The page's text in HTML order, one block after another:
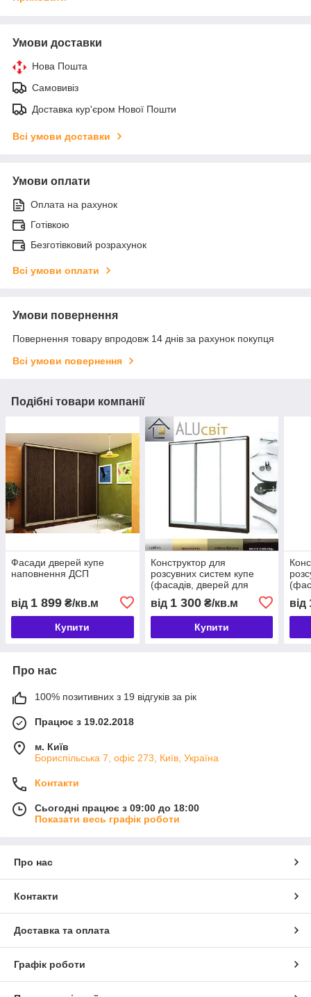
Умови доставки
Нова Пошта
Самовивіз
Доставка кур'єром Нової Пошти
Всі умови доставки
Умови оплати
Оплата на рахунок
Готівкою
Безготівковий розрахунок
Всі умови оплати
Умови повернення
Повернення товару впродовж 14 днів за рахунок покупця
Всі умови повернення
Подібні товари компанії
Фасади дверей купе
наповнення ДСП
від 1 899 ₴/кв.м
Купити
Конструктор для
розсувних систем купе
(фасадів, дверей для
шафи купе) (3 дверний)
від 1 300₴/кв.м
Купити
від
Про нас
100% позитивних з 19 відгуків за рік
Працює з 19.02.2018
м. Київ
Бориспільська 7, офіс 273, Київ, Україна
Контакти
Сьогодні працює з 09:00 до 18:00
Показати весь графік роботи
Про нас
Контакти
Доставка та оплата
Графік роботи